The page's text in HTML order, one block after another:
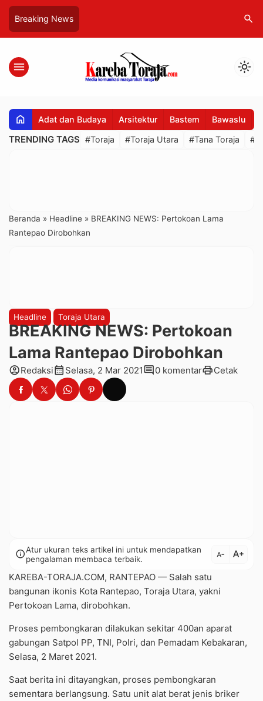
Breaking News search
menu light_mode
home Adat dan Budaya Arsitektur Bastem Bawaslu
TRENDING TAGS #Toraja #Toraja Utara #Tana Toraja
Beranda » Headline » BREAKING NEWS: Pertokoan Lama
Rantepao Dirobohkan
Headline Toraja Utara
BREAKING NEWS: Pertokoan
Lama Rantepao Dirobohkan
account_circleRedaksicalendar_month Selasa, 2 Mar 2021comment0 komentarprintCetak
infoAtur ukuran teks artikel ini untuk mendapatkan
pengalaman membaca terbaik.
text_decrease text_increase
KAREBA-TORAJA.COM, RANTEPAO — Salah satu
bangunan ikonis Kota Rantepao, Toraja Utara, yakni
Pertokoan Lama, dirobohkan.
Proses pembongkaran dilakukan sekitar 400an aparat
gabungan Satpol PP, TNI, Polri, dan Pemadam Kebakaran,
Selasa, 2 Maret 2021.
Saat berita ini ditayangkan, proses pembongkaran
sementara berlangsung. Satu unit alat berat jenis briker